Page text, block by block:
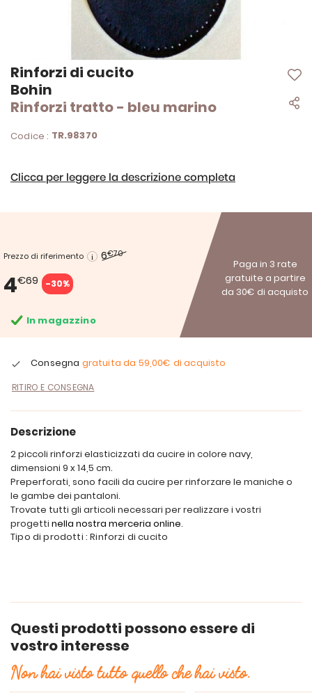
Rinforzi di cucito
Bohin
Rinforzi tratto - bleu marino
Codice : TR.98370
Clicca per leggere la descrizione completa
Prezzo di riferimento 6€70
4€69 -30%
Paga in 3 rate
gratuite a partire
da 30€ di acquisto
In magazzino
Consegna gratuita da 59,00€ di acquisto
RITIRO E CONSEGNA
Vai
all'inizio
della
galleria
immagini
Descrizione
2 piccoli rinforzi elasticizzati da cucire in colore navy,
dimensioni 9 x 14,5 cm.
Preperforati, sono facili da cucire per rinforzare le maniche o
le gambe dei pantaloni.
Trovate tutti gli articoli necessari per realizzare i vostri
progetti nella nostra merceria online.
Tipo di prodotti : Rinforzi di cucito
Questi prodotti possono essere di
vostro interesse
Non hai visto tutto quello che hai visto.